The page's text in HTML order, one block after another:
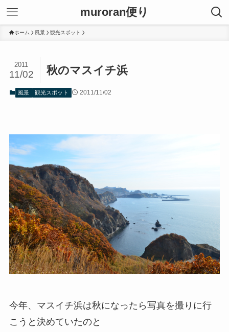
muroran便り
ホーム 風景 観光スポット
秋のマスイチ浜
2011
11/02
風景 観光スポット 2011/11/02
今年、マスイチ浜は秋になったら写真を撮りに行
こうと決めていたのと